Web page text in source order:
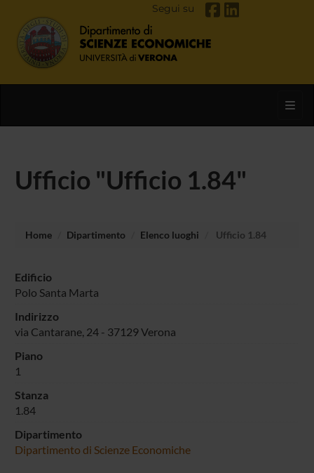
Segui su
Ufficio "Ufficio 1.84"
Home Dipartimento Elenco luoghi Ufficio 1.84
Edificio
Polo Santa Marta
Indirizzo
via Cantarane, 24 - 37129 Verona
Piano
1
Stanza
1.84
Dipartimento
Dipartimento di Scienze Economiche